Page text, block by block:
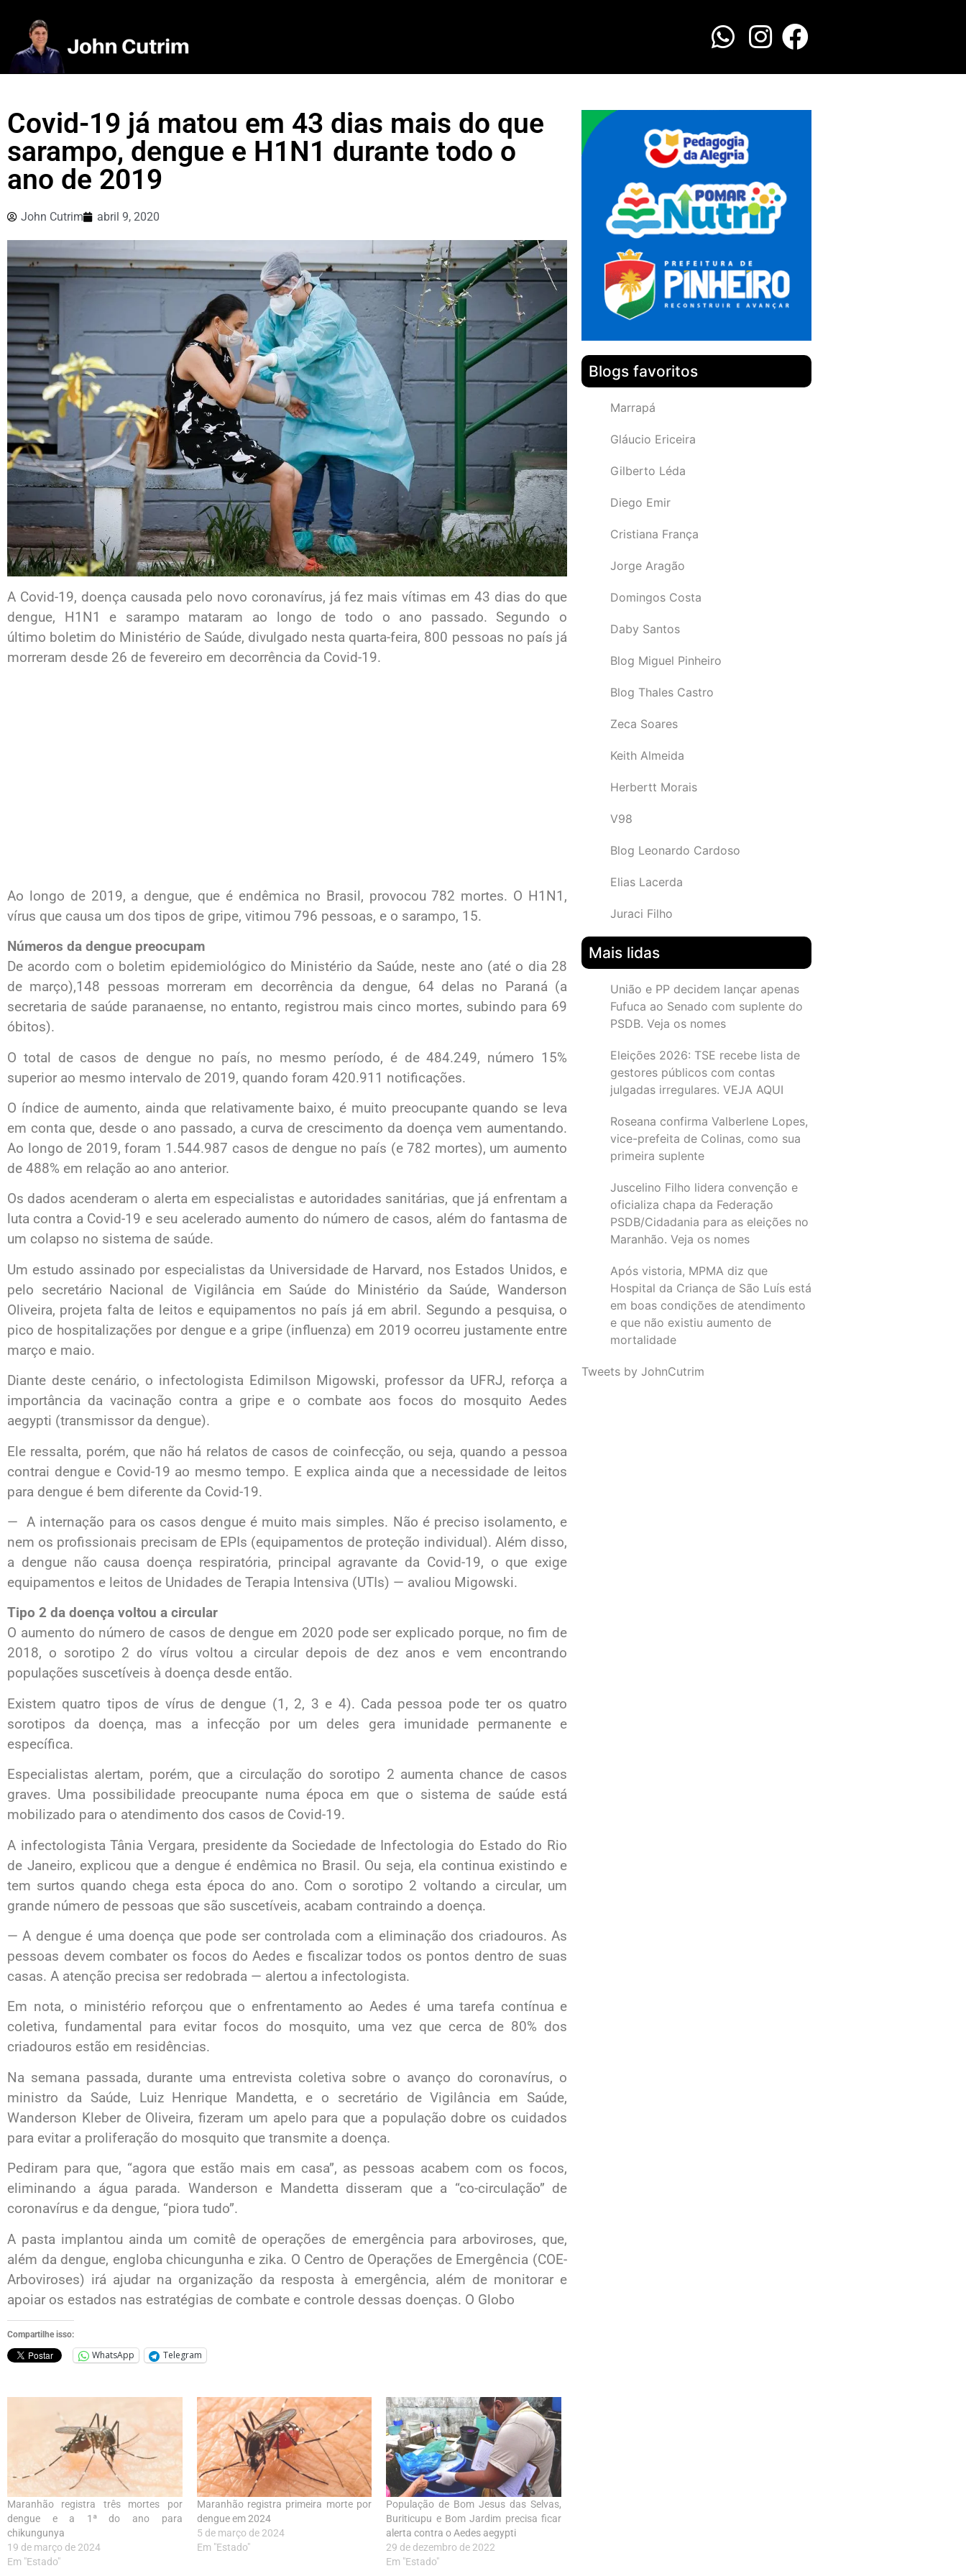
Covid-19 já matou em 43 dias mais do que
sarampo, dengue e H1N1 durante todo o
ano de 2019
John Cutrim abril 9, 2020
A Covid-19, doença causada pelo novo coronavírus, já fez mais vítimas em 43 dias do que
dengue, H1N1 e sarampo mataram ao longo de todo o ano passado. Segundo o
último boletim do Ministério de Saúde, divulgado nesta quarta-feira, 800 pessoas no país já
morreram desde 26 de fevereiro em decorrência da Covid-19.
Ao longo de 2019, a dengue, que é endêmica no Brasil, provocou 782 mortes. O H1N1,
vírus que causa um dos tipos de gripe, vitimou 796 pessoas, e o sarampo, 15.
Números da dengue preocupam
De acordo com o boletim epidemiológico do Ministério da Saúde, neste ano (até o dia 28
de março),148 pessoas morreram em decorrência da dengue, 64 delas no Paraná (a
secretaria de saúde paranaense, no entanto, registrou mais cinco mortes, subindo para 69
óbitos).
O total de casos de dengue no país, no mesmo período, é de 484.249, número 15%
superior ao mesmo intervalo de 2019, quando foram 420.911 notificações.
O índice de aumento, ainda que relativamente baixo, é muito preocupante quando se leva
em conta que, desde o ano passado, a curva de crescimento da doença vem aumentando.
Ao longo de 2019, foram 1.544.987 casos de dengue no país (e 782 mortes), um aumento
de 488% em relação ao ano anterior.
Os dados acenderam o alerta em especialistas e autoridades sanitárias, que já enfrentam a
luta contra a Covid-19 e seu acelerado aumento do número de casos, além do fantasma de
um colapso no sistema de saúde.
Um estudo assinado por especialistas da Universidade de Harvard, nos Estados Unidos, e
pelo secretário Nacional de Vigilância em Saúde do Ministério da Saúde, Wanderson
Oliveira, projeta falta de leitos e equipamentos no país já em abril. Segundo a pesquisa, o
pico de hospitalizações por dengue e a gripe (influenza) em 2019 ocorreu justamente entre
março e maio.
Diante deste cenário, o infectologista Edimilson Migowski, professor da UFRJ, reforça a
importância da vacinação contra a gripe e o combate aos focos do mosquito Aedes
aegypti (transmissor da dengue).
Ele ressalta, porém, que não há relatos de casos de coinfecção, ou seja, quando a pessoa
contrai dengue e Covid-19 ao mesmo tempo. E explica ainda que a necessidade de leitos
para dengue é bem diferente da Covid-19.
— A internação para os casos dengue é muito mais simples. Não é preciso isolamento, e
nem os profissionais precisam de EPIs (equipamentos de proteção individual). Além disso,
a dengue não causa doença respiratória, principal agravante da Covid-19, o que exige
equipamentos e leitos de Unidades de Terapia Intensiva (UTIs) — avaliou Migowski.
Tipo 2 da doença voltou a circular
O aumento do número de casos de dengue em 2020 pode ser explicado porque, no fim de
2018, o sorotipo 2 do vírus voltou a circular depois de dez anos e vem encontrando
populações suscetíveis à doença desde então.
Existem quatro tipos de vírus de dengue (1, 2, 3 e 4). Cada pessoa pode ter os quatro
sorotipos da doença, mas a infecção por um deles gera imunidade permanente e
específica.
Especialistas alertam, porém, que a circulação do sorotipo 2 aumenta chance de casos
graves. Uma possibilidade preocupante numa época em que o sistema de saúde está
mobilizado para o atendimento dos casos de Covid-19.
A infectologista Tânia Vergara, presidente da Sociedade de Infectologia do Estado do Rio
de Janeiro, explicou que a dengue é endêmica no Brasil. Ou seja, ela continua existindo e
tem surtos quando chega esta época do ano. Com o sorotipo 2 voltando a circular, um
grande número de pessoas que são suscetíveis, acabam contraindo a doença.
— A dengue é uma doença que pode ser controlada com a eliminação dos criadouros. As
pessoas devem combater os focos do Aedes e fiscalizar todos os pontos dentro de suas
casas. A atenção precisa ser redobrada — alertou a infectologista.
Em nota, o ministério reforçou que o enfrentamento ao Aedes é uma tarefa contínua e
coletiva, fundamental para evitar focos do mosquito, uma vez que cerca de 80% dos
criadouros estão em residências.
Na semana passada, durante uma entrevista coletiva sobre o avanço do coronavírus, o
ministro da Saúde, Luiz Henrique Mandetta, e o secretário de Vigilância em Saúde,
Wanderson Kleber de Oliveira, fizeram um apelo para que a população dobre os cuidados
para evitar a proliferação do mosquito que transmite a doença.
Pediram para que, “agora que estão mais em casa”, as pessoas acabem com os focos,
eliminando a água parada. Wanderson e Mandetta disseram que a “co-circulação” de
coronavírus e da dengue, “piora tudo”.
A pasta implantou ainda um comitê de operações de emergência para arboviroses, que,
além da dengue, engloba chicungunha e zika. O Centro de Operações de Emergência (COE-
Arboviroses) irá ajudar na organização da resposta à emergência, além de monitorar e
apoiar os estados nas estratégias de combate e controle dessas doenças. O Globo
Compartilhe isso:
WhatsApp Telegram
Maranhão registra três mortes por
dengue e a 1ª do ano para
chikungunya
19 de março de 2024
Em "Estado"
Maranhão registra primeira morte por
dengue em 2024
5 de março de 2024
Em "Estado"
População de Bom Jesus das Selvas,
Buriticupu e Bom Jardim precisa ficar
alerta contra o Aedes aegypti
29 de dezembro de 2022
Em "Estado"
Blogs favoritos
Marrapá
Gláucio Ericeira
Gilberto Léda
Diego Emir
Cristiana França
Jorge Aragão
Domingos Costa
Daby Santos
Blog Miguel Pinheiro
Blog Thales Castro
Zeca Soares
Keith Almeida
Herbertt Morais
V98
Blog Leonardo Cardoso
Elias Lacerda
Juraci Filho
Mais lidas
União e PP decidem lançar apenas
Fufuca ao Senado com suplente do
PSDB. Veja os nomes
Eleições 2026: TSE recebe lista de
gestores públicos com contas
julgadas irregulares. VEJA AQUI
Roseana confirma Valberlene Lopes,
vice-prefeita de Colinas, como sua
primeira suplente
Juscelino Filho lidera convenção e
oficializa chapa da Federação
PSDB/Cidadania para as eleições no
Maranhão. Veja os nomes
Após vistoria, MPMA diz que
Hospital da Criança de São Luís está
em boas condições de atendimento
e que não existiu aumento de
mortalidade
Tweets by JohnCutrim